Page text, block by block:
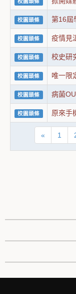
校園頭條 第16屆
校園頭條 疫情見
校園頭條 校史研
校園頭條 唯一限
校園頭條 病菌
校園頭條 原來手
« 1